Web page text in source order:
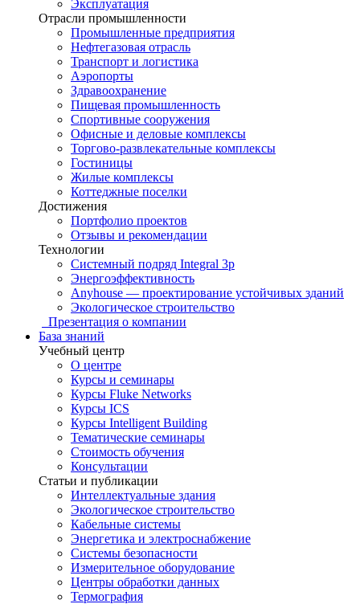
Эксплуатация
Отрасли промышленности
Промышленные предприятия
Нефтегазовая отрасль
Транспорт и логистика
Аэропорты
Здравоохранение
Пищевая промышленность
Спортивные сооружения
Офисные и деловые комплексы
Торгово-развлекательные комплексы
Гостиницы
Жилые комплексы
Коттеджные поселки
Достижения
Портфолио проектов
Отзывы и рекомендации
Технологии
Системный подряд Integral 3p
Энергоэффективность
Anyhouse — проектирование устойчивых зданий
Экологическое строительство
Презентация о компании
База знаний
Учебный центр
О центре
Курсы и семинары
Курсы Fluke Networks
Курсы ICS
Курсы Intelligent Building
Тематические семинары
Стоимость обучения
Консультации
Статьи и публикации
Интеллектуальные здания
Экологическое строительство
Кабельные системы
Энергетика и электроснабжение
Системы безопасности
Измерительное оборудование
Центры обработки данных
Термография